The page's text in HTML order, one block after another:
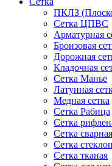
ПКЛЗ
Сетка ЦПВС
Арматурная
Бронзовая
Дорожная
Кладочная
Сетка Манье
Латунная
Медная сетка
Сетка Рабица
Сетка
Сетка сварная
Сетка
Сетка тканая